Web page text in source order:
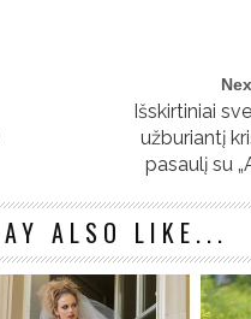
Išskirtiniai
užburiantį
pasaulį su
ALSO LIKE...